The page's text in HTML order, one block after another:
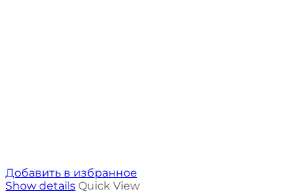
Добавить в избранное
Show details Quick View